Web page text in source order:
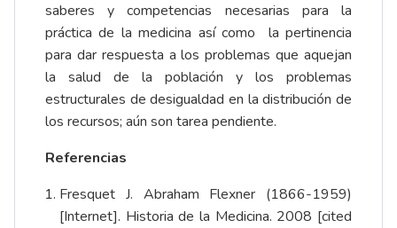
saberes y competencias necesarias para la
práctica de la medicina así como la pertinencia
para dar respuesta a los problemas que aquejan
la salud de la población y los problemas
estructurales de desigualdad en la distribución de
los recursos; aún son tarea pendiente.
Referencias
Fresquet J. Abraham Flexner (1866-1959)
[Internet]. Historia de la Medicina. 2008 [cited